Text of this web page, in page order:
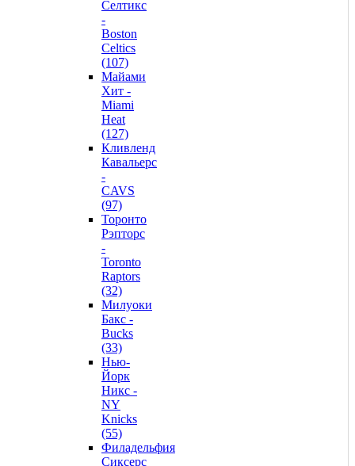
Селтикс
-
Boston
Celtics
(107)
Майами
Хит -
Miami
Heat
(127)
Кливленд
Кавальерс
-
CAVS
(97)
Торонто
Рэпторс
-
Toronto
Raptors
(32)
Милуоки
Бакс -
Bucks
(33)
Нью-
Йорк
Никс -
NY
Knicks
(55)
Филадельфия
Сиксерс